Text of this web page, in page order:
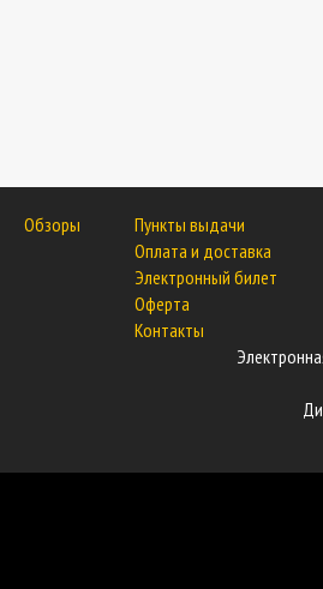
Обзоры
Пункты выдачи
Оплата и доставка
Электронный билет
Оферта
Контакты